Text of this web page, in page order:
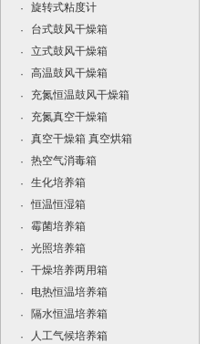
·
旋转式粘度计
·
台式鼓风干燥箱
·
立式鼓风干燥箱
·
高温鼓风干燥箱
·
充氮恒温鼓风干燥箱
·
充氮真空干燥箱
·
真空干燥箱 真空烘箱
·
热空气消毒箱
·
生化培养箱
·
恒温恒湿箱
·
霉菌培养箱
·
光照培养箱
·
干燥培养两用箱
·
电热恒温培养箱
·
隔水恒温培养箱
·
人工气候培养箱